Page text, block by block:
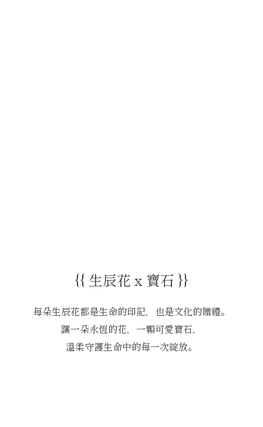
{{ 生辰花 x 寶石 }}
每朵生辰花都是生命的印記，也是文化的贈禮。
讓一朵永恆的花，一顆可愛寶石，
溫柔守護生命中的每一次綻放。